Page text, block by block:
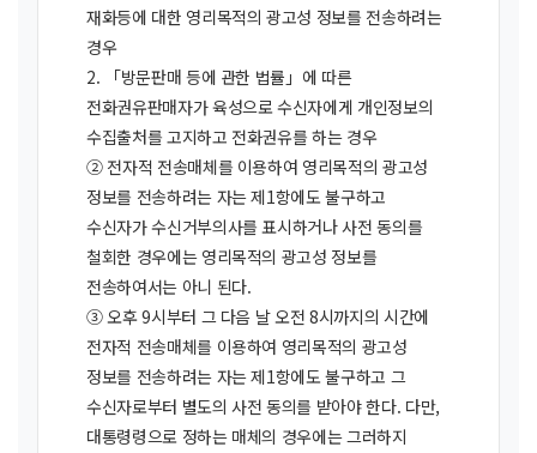
재화등에 대한 영리목적의 광고성 정보를 전송하려는
경우
2. 「방문판매 등에 관한 법률」에 따른
전화권유판매자가 육성으로 수신자에게 개인정보의
수집출처를 고지하고 전화권유를 하는 경우
② 전자적 전송매체를 이용하여 영리목적의 광고성
정보를 전송하려는 자는 제1항에도 불구하고
수신자가 수신거부의사를 표시하거나 사전 동의를
철회한 경우에는 영리목적의 광고성 정보를
전송하여서는 아니 된다.
③ 오후 9시부터 그 다음 날 오전 8시까지의 시간에
전자적 전송매체를 이용하여 영리목적의 광고성
정보를 전송하려는 자는 제1항에도 불구하고 그
수신자로부터 별도의 사전 동의를 받아야 한다. 다만,
대통령령으로 정하는 매체의 경우에는 그러하지